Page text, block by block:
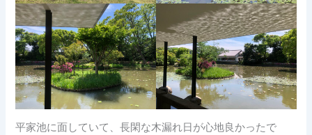
平家池に面していて、長閑な木漏れ日が心地良かったで